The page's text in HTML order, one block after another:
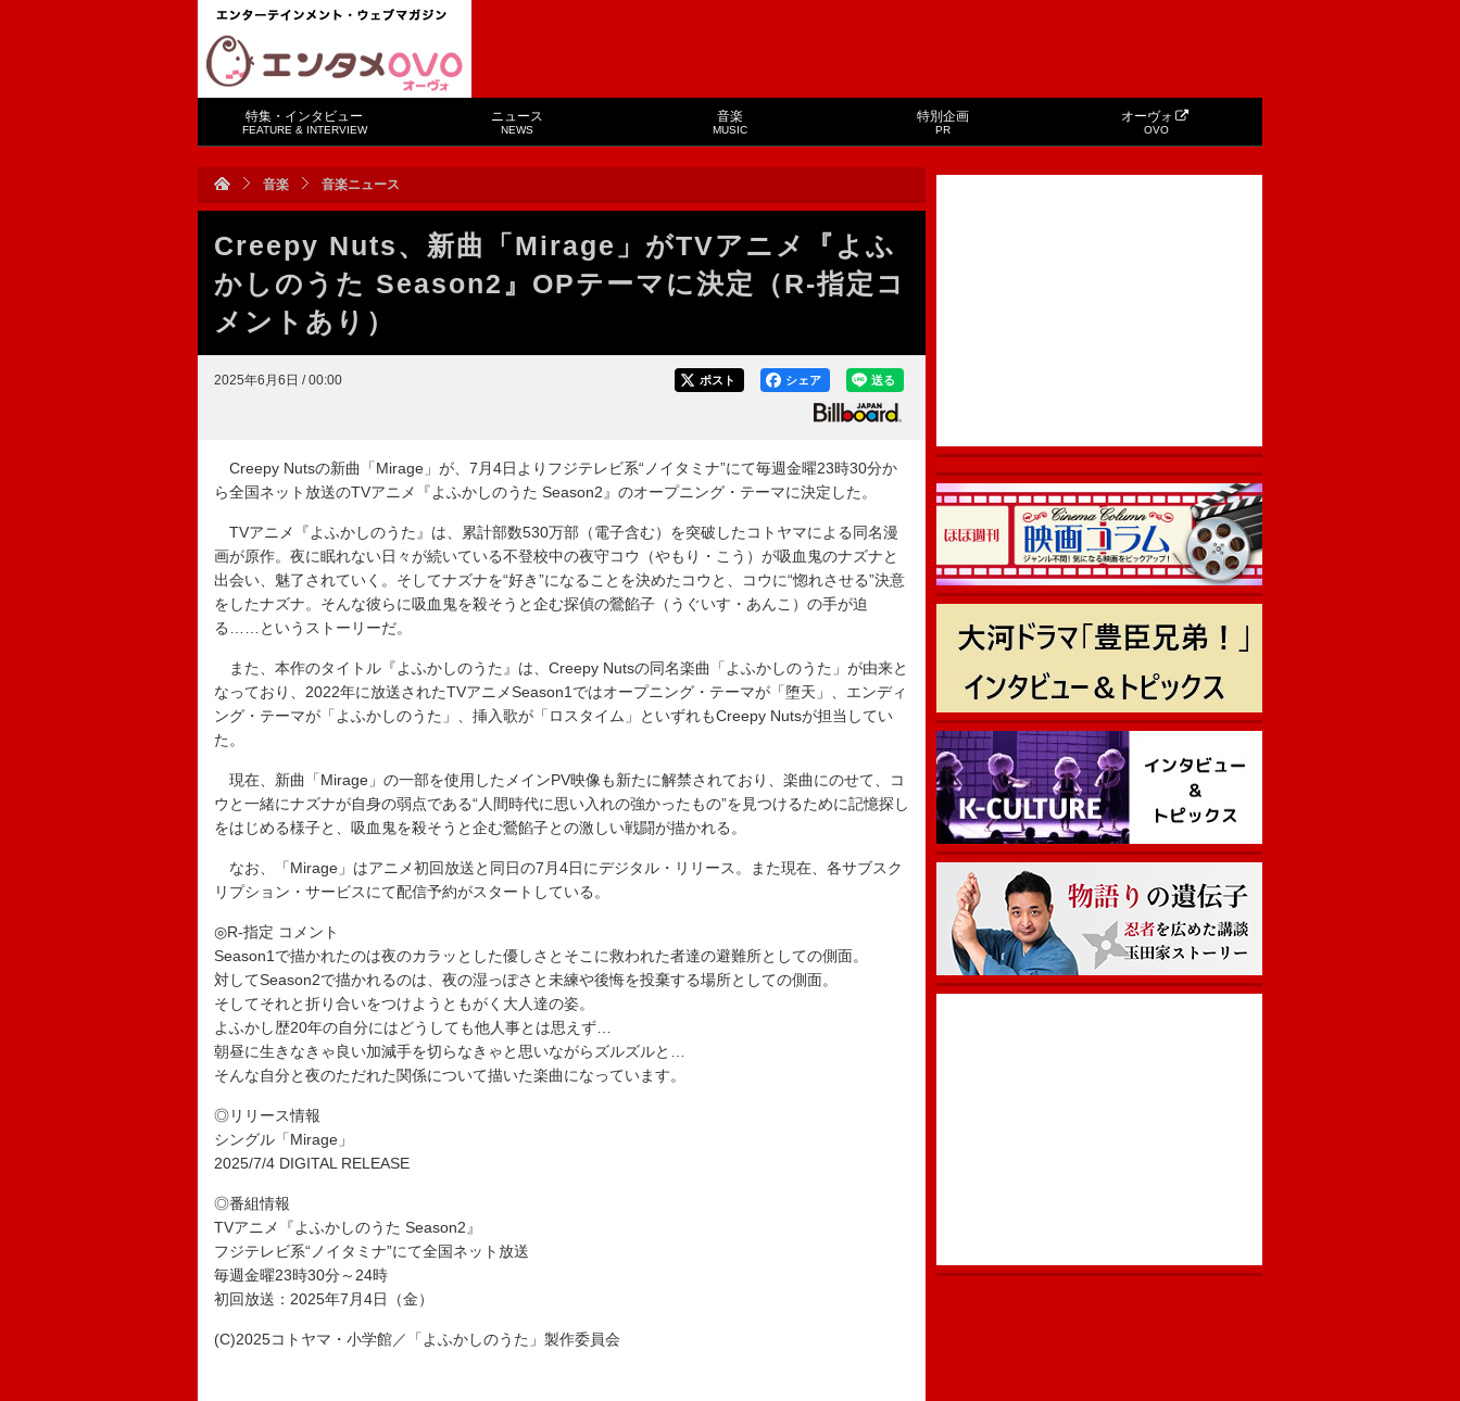
特集・インタビュー
FEATURE & INTERVIEW
ニュース
NEWS
音楽
MUSIC
特別企画
PR
オーヴォ
OVO
音楽 音楽ニュース
Creepy Nuts、新曲「Mirage」がTVアニメ『よふ
かしのうた Season2』OPテーマに決定（R-指定コ
メントあり）
2025年6月6日 / 00:00 送る
シェア
ポスト
Creepy Nutsの新曲「Mirage」が、7月4日よりフジテレビ系“ノイタミナ”にて毎週金曜23時30分か
ら全国ネット放送のTVアニメ『よふかしのうた Season2』のオープニング・テーマに決定した。
TVアニメ『よふかしのうた』は、累計部数530万部（電子含む）を突破したコトヤマによる同名漫
画が原作。夜に眠れない日々が続いている不登校中の夜守コウ（やもり・こう）が吸血鬼のナズナと
出会い、魅了されていく。そしてナズナを“好き”になることを決めたコウと、コウに“惚れさせる”決意
をしたナズナ。そんな彼らに吸血鬼を殺そうと企む探偵の鶯餡子（うぐいす・あんこ）の手が迫
る……というストーリーだ。
また、本作のタイトル『よふかしのうた』は、Creepy Nutsの同名楽曲「よふかしのうた」が由来と
なっており、2022年に放送されたTVアニメSeason1ではオープニング・テーマが「堕天」、エンディ
ング・テーマが「よふかしのうた」、挿入歌が「ロスタイム」といずれもCreepy Nutsが担当してい
た。
現在、新曲「Mirage」の一部を使用したメインPV映像も新たに解禁されており、楽曲にのせて、コ
ウと一緒にナズナが自身の弱点である“人間時代に思い入れの強かったもの”を見つけるために記憶探し
をはじめる様子と、吸血鬼を殺そうと企む鶯餡子との激しい戦闘が描かれる。
なお、「Mirage」はアニメ初回放送と同日の7月4日にデジタル・リリース。また現在、各サブスク
リプション・サービスにて配信予約がスタートしている。
◎R-指定 コメント
Season1で描かれたのは夜のカラッとした優しさとそこに救われた者達の避難所としての側面。
対してSeason2で描かれるのは、夜の湿っぽさと未練や後悔を投棄する場所としての側面。
そしてそれと折り合いをつけようともがく大人達の姿。
よふかし歴20年の自分にはどうしても他人事とは思えず…
朝昼に生きなきゃ良い加減手を切らなきゃと思いながらズルズルと…
そんな自分と夜のただれた関係について描いた楽曲になっています。
◎リリース情報
シングル「Mirage」
2025/7/4 DIGITAL RELEASE
◎番組情報
TVアニメ『よふかしのうた Season2』
フジテレビ系“ノイタミナ”にて全国ネット放送
毎週金曜23時30分～24時
初回放送：2025年7月4日（金）
(C)2025コトヤマ・小学館／「よふかしのうた」製作委員会